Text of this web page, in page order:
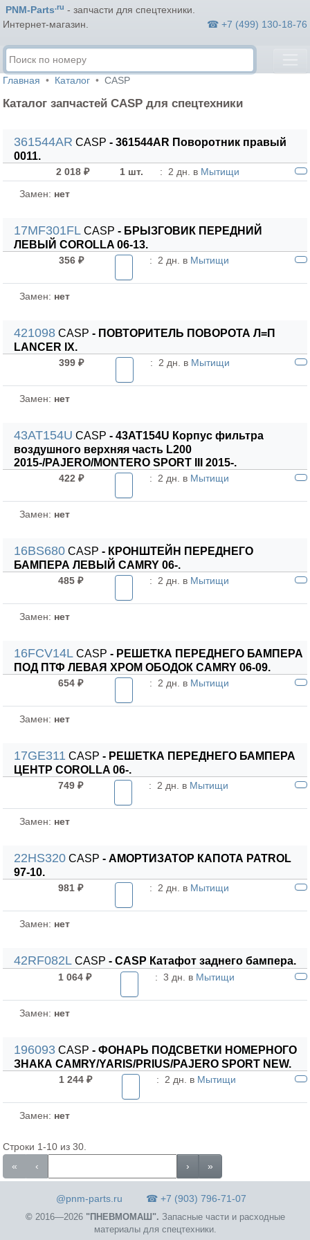
PNM-Parts.ru - запчасти для спецтехники.
Интернет-магазин.
☎ +7 (499) 130-18-76
Главная Каталог CASP
Каталог запчастей CASP для спецтехники
361544AR CASP - 361544AR Поворотник правый
0011.
2 018 ₽ 1 шт. : 2 дн. в Мытищи
Замен: нет
17MF301FL CASP - БРЫЗГОВИК ПЕРЕДНИЙ
ЛЕВЫЙ COROLLA 06-13.
356 ₽ : 2 дн. в Мытищи
Замен: нет
421098 CASP - ПОВТОРИТЕЛЬ ПОВОРОТА Л=П
LANCER IX.
399 ₽ : 2 дн. в Мытищи
Замен: нет
43AT154U CASP - 43AT154U Корпус фильтра
воздушного верхняя часть L200
2015-/PAJERO/MONTERO SPORT III 2015-.
422 ₽ : 2 дн. в Мытищи
Замен: нет
16BS680 CASP - КРОНШТЕЙН ПЕРЕДНЕГО
БАМПЕРА ЛЕВЫЙ CAMRY 06-.
485 ₽ : 2 дн. в Мытищи
Замен: нет
16FCV14L CASP - РЕШЕТКА ПЕРЕДНЕГО БАМПЕРА
ПОД ПТФ ЛЕВАЯ ХРОМ ОБОДОК CAMRY 06-09.
654 ₽ : 2 дн. в Мытищи
Замен: нет
17GE311 CASP - РЕШЕТКА ПЕРЕДНЕГО БАМПЕРА
ЦЕНТР COROLLA 06-.
749 ₽ : 2 дн. в Мытищи
Замен: нет
22HS320 CASP - АМОРТИЗАТОР КАПОТА PATROL
97-10.
981 ₽ : 2 дн. в Мытищи
Замен: нет
42RF082L CASP - CASP Катафот заднего бампера.
1 064 ₽ : 3 дн. в Мытищи
Замен: нет
196093 CASP - ФОНАРЬ ПОДСВЕТКИ НОМЕРНОГО
ЗНАКА CAMRY/YARIS/PRIUS/PAJERO SPORT NEW.
1 244 ₽ : 2 дн. в Мытищи
Замен: нет
Строки 1-10 из 30.
«
‹ › »
@pnm-parts.ru ☎ +7 (903) 796-71-07
©2016—2026 "ПНЕВМОМАШ". Запасные части и расходные
материалы для спецтехники.